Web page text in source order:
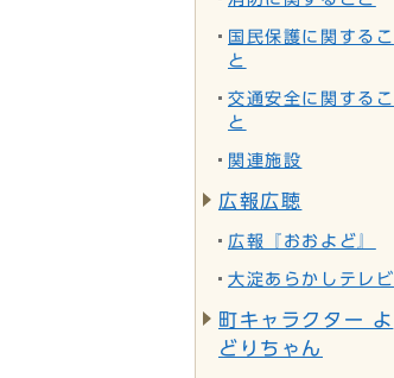
国民保護に関するこ
と
交通安全に関するこ
と
関連施設
広報広聴
広報『おおよど』
大淀あらかしテレビ
町キャラクター よ
どりちゃん